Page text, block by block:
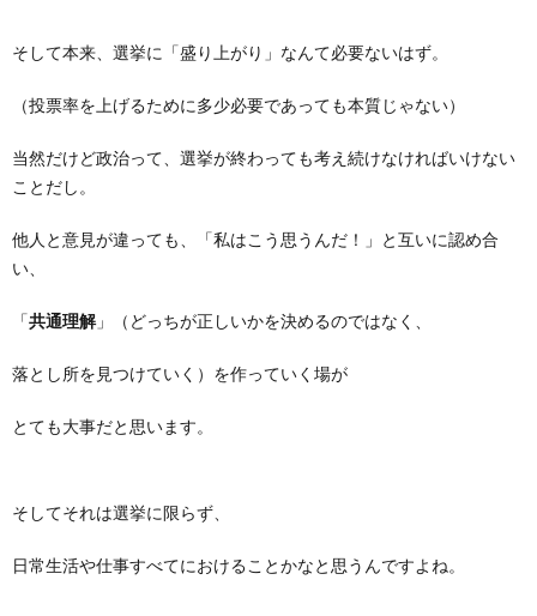
そして本来、選挙に「盛り上がり」なんて必要ないはず。
（投票率を上げるために多少必要であっても本質じゃない）
当然だけど政治って、選挙が終わっても考え続けなければいけない
ことだし。
他人と意見が違っても、「私はこう思うんだ！」と互いに認め合
い、
「共通理解」（どっちが正しいかを決めるのではなく、
落とし所を見つけていく）を作っていく場が
とても大事だと思います。
そしてそれは選挙に限らず、
日常生活や仕事すべてにおけることかなと思うんですよね。